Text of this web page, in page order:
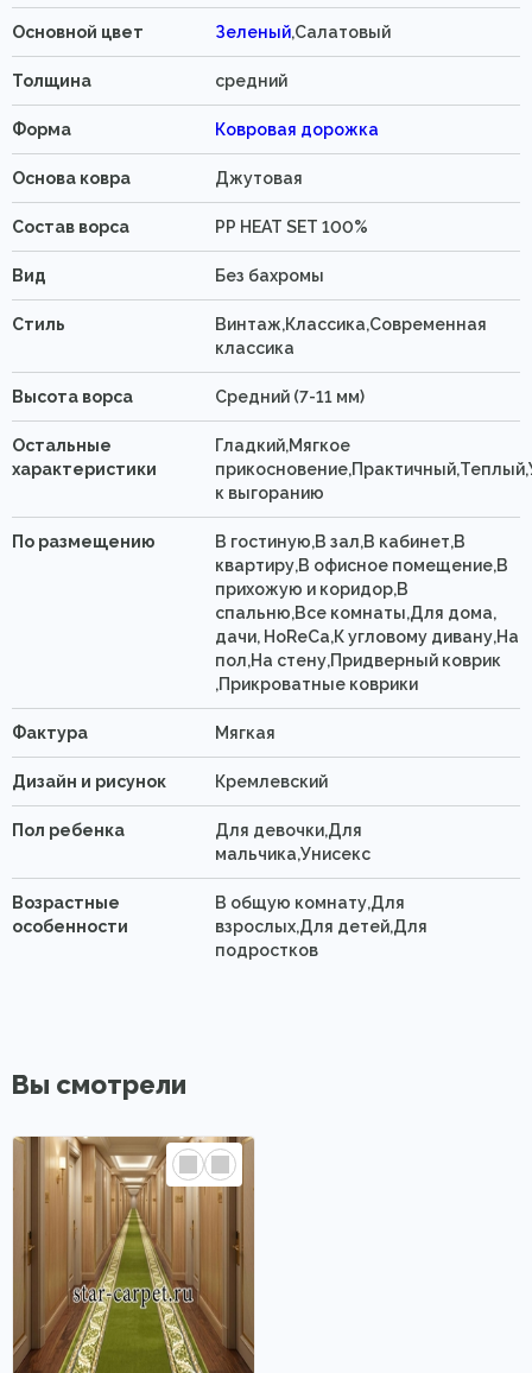
Основной цвет Зеленый,Салатовый
Толщина средний
Форма Ковровая дорожка
Основа ковра Джутовая
Состав ворса PP HEAT SET 100%
Вид Без бахромы
Стиль
Винтаж,Классика,Современная
классика
Высота ворса Средний (7-11 мм)
Остальные
характеристики
Гладкий,Мягкое
к выгоранию
По размещению
В гостиную,В зал,В кабинет,В
квартиру,В офисное помещение,В
прихожую и коридор,В
спальню,Все комнаты,Для дома,
дачи, HoReCa,К угловому дивану,На
пол,На стену,Придверный коврик
,Прикроватные коврики
Фактура Мягкая
Дизайн и рисунок Кремлевский
Пол ребенка
Для девочки,Для
мальчика,Унисекс
Возрастные
особенности
В общую комнату,Для
взрослых,Для детей,Для
подростков
Вы смотрели